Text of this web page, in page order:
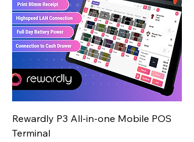
Rewardly P3 All-in-one Mobile POS
Terminal